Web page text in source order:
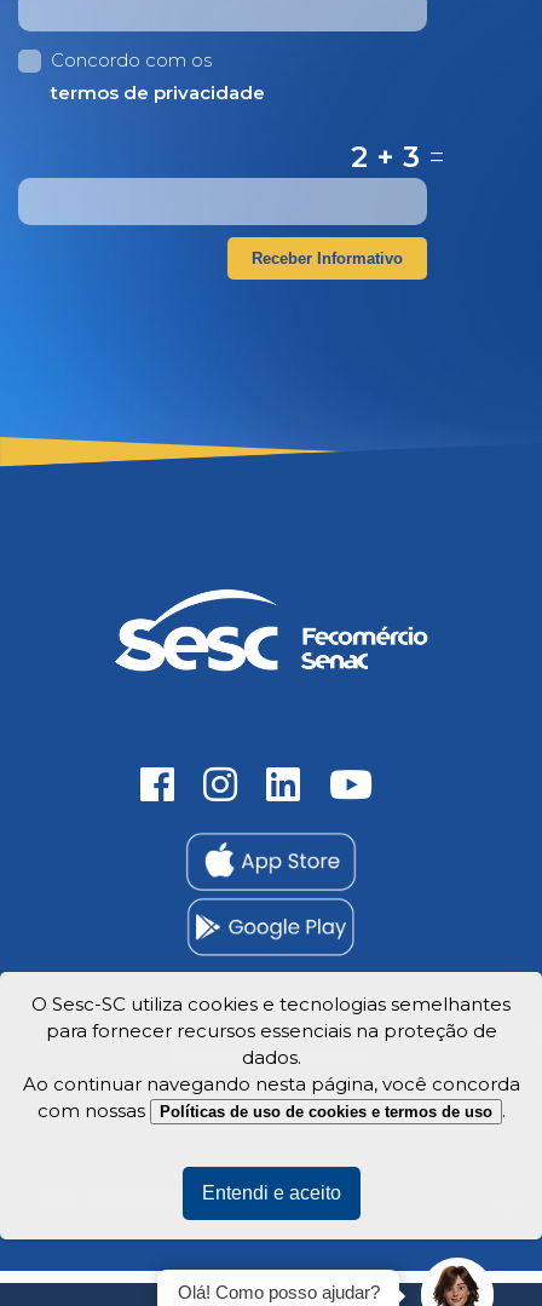
Concordo com os
termos de privacidade
2 + 3 =
Receber Informativo
Trabalhe Conosco
Privacidade e dados
Veja o mapa do site
O Sesc-SC utiliza cookies e tecnologias semelhantes
para fornecer recursos essenciais na proteção de
dados.
Ao continuar navegando nesta página, você concorda
com nossas
Políticas de uso de cookies e termos de uso .
Entendi e aceito
Olá! Como posso ajudar?